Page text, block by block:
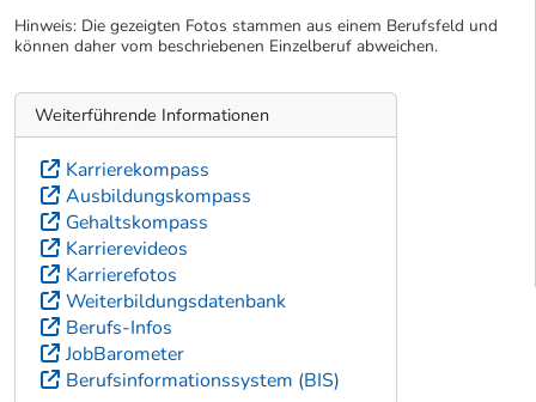
Hinweis: Die gezeigten Fotos stammen aus einem Berufsfeld und
können daher vom beschriebenen Einzelberuf abweichen.
Weiterführende Informationen
Karrierekompass
Ausbildungskompass
Gehaltskompass
Karrierevideos
Karrierefotos
Weiterbildungsdatenbank
Berufs-Infos
JobBarometer
Berufsinformationssystem (BIS)